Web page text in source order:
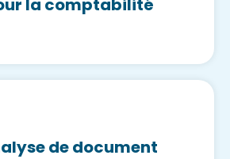
la comptabilité
de document